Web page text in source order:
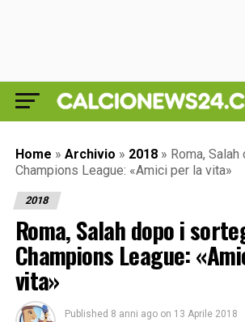
Home » Archivio » 2018 » Roma,
Champions League: «Amici per la vita»
2018
Roma, Salah dopo i
Champions League:
vita»
Published 8 anni ago on 13 Aprile 2018